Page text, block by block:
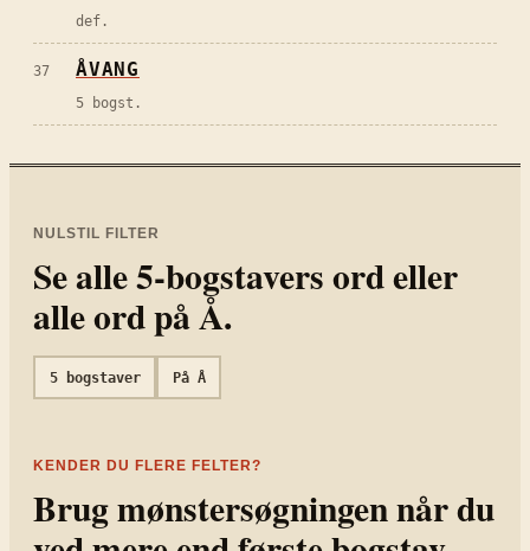
def.
37 ÅVANG
5 bogst.
NULSTIL FILTER
Se alle5-bogstavers ord eller
alle ord påÅ.
5bogstaver På Å
KENDER DU FLERE FELTER?
Brug mønstersøgningen når du